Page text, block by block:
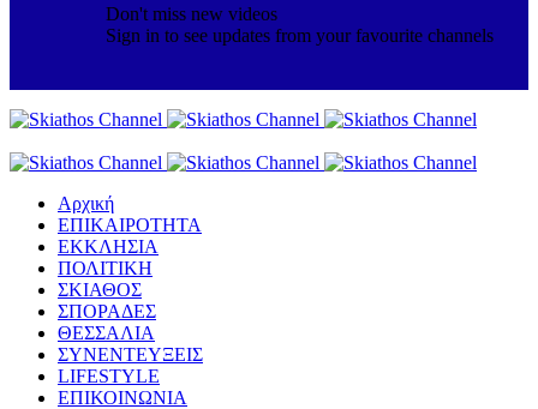
Don't miss new videos
Sign in to see updates from your favourite channels
Αρχική
ΕΠΙΚΑΙΡΟΤΗΤΑ
ΕΚΚΛΗΣΙΑ
ΠΟΛΙΤΙΚΗ
ΣΚΙΑΘΟΣ
ΣΠΟΡΑΔΕΣ
ΘΕΣΣΑΛΙΑ
ΣΥΝΕΝΤΕΥΞΕΙΣ
LIFESTYLE
ΕΠΙΚΟΙΝΩΝΙΑ